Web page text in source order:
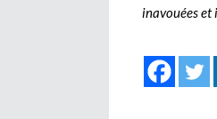
inavouées et